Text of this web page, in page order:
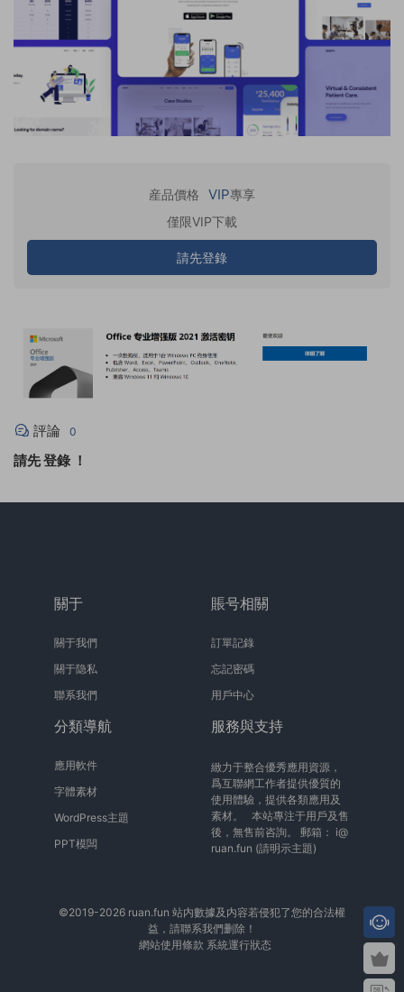
産品價格 VIP專享
僅限VIP下載
請先登錄
評論 0
請先登錄 ！
關于
關于我們
關于隐私
聯系我們
賬号相關
訂單記錄
忘記密碼
用戶中心
分類導航
應用軟件
字體素材
WordPress主題
PPT模闆
服務與支持
緻力于整合優秀應用資源，
爲互聯網工作者提供優質的
使用體驗，提供各類應用及
素材。 本站專注于用戶及售
後，無售前咨詢。 郵箱： i@
ruan.fun (請明示主題)
©2019-2026 ruan.fun 站内數據及内容若侵犯了您的合法權
益，請聯系我們删除！
網站使用條款 系統運行狀态